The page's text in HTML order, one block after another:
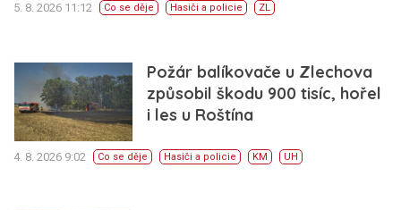
5. 8. 2026 11:12 Co se děje Hasiči a policie ZL
Požár balíkovače u Zlechova
způsobil škodu 900 tisíc, hořel
i les u Roštína
4. 8. 2026 9:02 Co se děje Hasiči a policie KM UH